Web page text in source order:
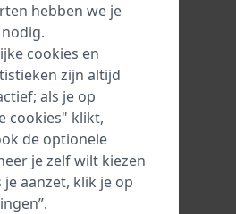
hebben we je
cookies en
zijn altijd
als je op
cookies" klikt,
de optionele
je zelf wilt kiezen
aanzet, klik je op